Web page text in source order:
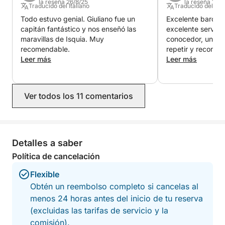
Después de disfrutar de la belleza natural, tendrás
tiempo para explorar las playas locales, donde
podrás tomar el sol o disfrutar de un baño en sus
tentadoras aguas.
la oportunidad de descubrir lo mejor de Isquia
desde una perspectiva única: desde el agua. A
diferencia de los tours terrestres tradicionales, el
visitantes pasan por alto. También tendrá la
oportunidad de visitar playas recónditas y calas
escondidas, accesibles solo en barco.
Tanto si busca relajarse como explorar, este paseo
en barco de un día completo ofrece el equilibrio
perfecto entre relajación y aventura, garantizando
la reseña 26/8/25
Traducido del Italiano
Todo estuvo genial. Giuliano fue un
capitán fantástico y nos enseñó las
maravillas de Isquia. Muy
recomendable.
Leer más
la reseña 13/
Traducido del
Excelente barco,
excelente
conocedor, una
repetir y
Leer más
Ver todos los 11 comentarios
Detalles a saber
Política de cancelación
Flexible
Obtén un reembolso completo si cancelas al
menos 24 horas antes del inicio de tu reserva
(excluidas las tarifas de servicio y la
comisión).